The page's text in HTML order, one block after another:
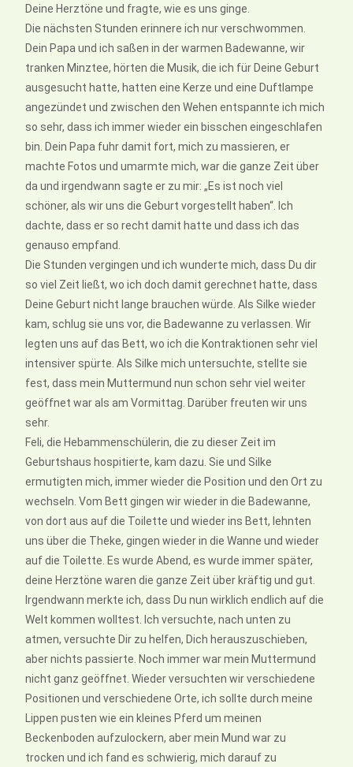
Deine Herztöne und fragte, wie es uns ginge.
Die nächsten Stunden erinnere ich nur verschwommen.
Dein Papa und ich saßen in der warmen Badewanne, wir
tranken Minztee, hörten die Musik, die ich für Deine Geburt
ausgesucht hatte, hatten eine Kerze und eine Duftlampe
angezündet und zwischen den Wehen entspannte ich mich
so sehr, dass ich immer wieder ein bisschen eingeschlafen
bin. Dein Papa fuhr damit fort, mich zu massieren, er
machte Fotos und umarmte mich, war die ganze Zeit über
da und irgendwann sagte er zu mir: „Es ist noch viel
schöner, als wir uns die Geburt vorgestellt haben“. Ich
dachte, dass er so recht damit hatte und dass ich das
genauso empfand.
Die Stunden vergingen und ich wunderte mich, dass Du dir
so viel Zeit ließt, wo ich doch damit gerechnet hatte, dass
Deine Geburt nicht lange brauchen würde. Als Silke wieder
kam, schlug sie uns vor, die Badewanne zu verlassen. Wir
legten uns auf das Bett, wo ich die Kontraktionen sehr viel
intensiver spürte. Als Silke mich untersuchte, stellte sie
fest, dass mein Muttermund nun schon sehr viel weiter
geöffnet war als am Vormittag. Darüber freuten wir uns
sehr.
Feli, die Hebammenschülerin, die zu dieser Zeit im
Geburtshaus hospitierte, kam dazu. Sie und Silke
ermutigten mich, immer wieder die Position und den Ort zu
wechseln. Vom Bett gingen wir wieder in die Badewanne,
von dort aus auf die Toilette und wieder ins Bett, lehnten
uns über die Theke, gingen wieder in die Wanne und wieder
auf die Toilette. Es wurde Abend, es wurde immer später,
deine Herztöne waren die ganze Zeit über kräftig und gut.
Irgendwann merkte ich, dass Du nun wirklich endlich auf die
Welt kommen wolltest. Ich versuchte, nach unten zu
atmen, versuchte Dir zu helfen, Dich herauszuschieben,
aber nichts passierte. Noch immer war mein Muttermund
nicht ganz geöffnet. Wieder versuchten wir verschiedene
Positionen und verschiedene Orte, ich sollte durch meine
Lippen pusten wie ein kleines Pferd um meinen
Beckenboden aufzulockern, aber mein Mund war zu
trocken und ich fand es schwierig, mich darauf zu